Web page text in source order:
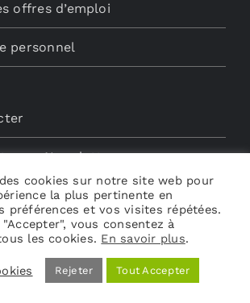
offres d’emploi
personnel
aux Newsletters
Audio
cookies sur notre site web pour
la plus pertinente en
préférences et vos visites répétées.
vous consentez à
les cookies. En savoir plus.
Rejeter Tout Accepter